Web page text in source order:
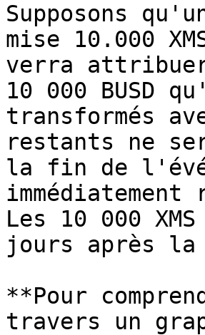
Supposons
mise 10.000
verra attribuer
10 000 BUSD
transformés
restants ne
la fin de
immédiatement
Les 10 000
jours après la
**Pour
travers un